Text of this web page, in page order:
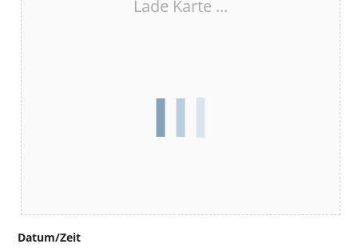
Lade Karte ...
Datum/Zeit